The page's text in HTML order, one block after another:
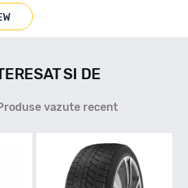
SI DE
vazute recent